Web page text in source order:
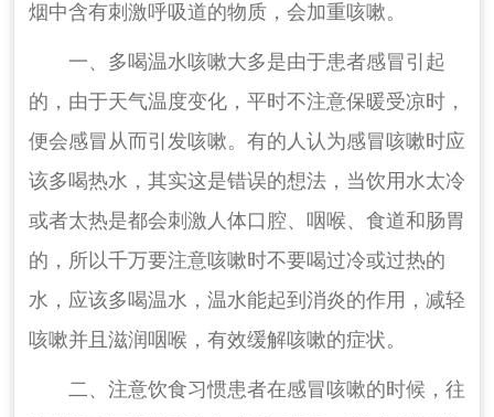
烟中含有刺激呼吸道的物质，会加重咳嗽。
一、多喝温水咳嗽大多是由于患者感冒引起
的，由于天气温度变化，平时不注意保暖受凉时，
便会感冒从而引发咳嗽。有的人认为感冒咳嗽时应
该多喝热水，其实这是错误的想法，当饮用水太冷
或者太热是都会刺激人体口腔、咽喉、食道和肠胃
的，所以千万要注意咳嗽时不要喝过冷或过热的
水，应该多喝温水，温水能起到消炎的作用，减轻
咳嗽并且滋润咽喉，有效缓解咳嗽的症状。
二、注意饮食习惯患者在感冒咳嗽的时候，往